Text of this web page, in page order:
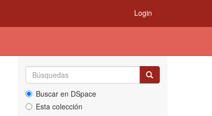
Login
Buscar en DSpace
Esta colección